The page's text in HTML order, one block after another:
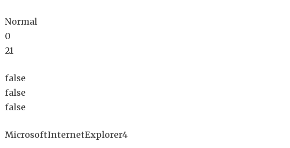
Normal
0
21
false
false
false
MicrosoftInternetExplorer4